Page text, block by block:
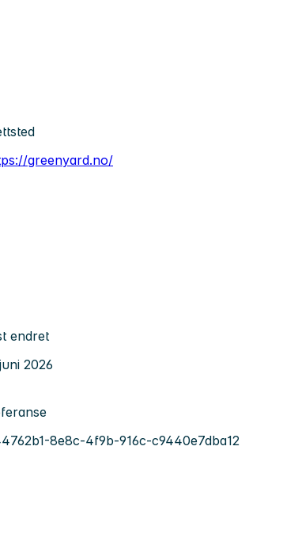
greenyard.no/
endret
2026
8e8c-4f9b-916c-c9440e7dba12